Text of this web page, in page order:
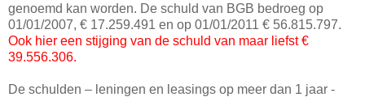
genoemd kan worden. De schuld van BGB bedroeg op
01/01/2007, € 17.259.491 en op 01/01/2011 € 56.815.797.
Ook hier een stijging van de schuld van maar liefst €
39.556.306.
De schulden – leningen en leasings op meer dan 1 jaar -